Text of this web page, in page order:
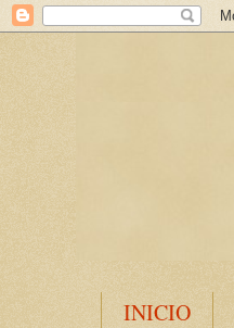
INICIO